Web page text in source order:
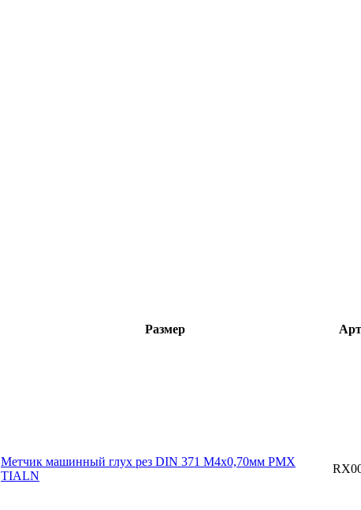
Размер
Метчик машинный глух рез DIN 371 М4х0,70мм PMX
TIALN